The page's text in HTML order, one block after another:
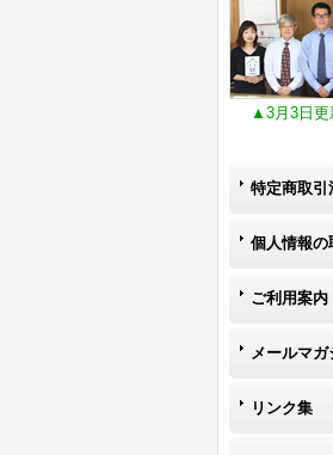
▲3月3日更
特定商取引
個人情報の
ご利用案内
メールマガ
リンク集